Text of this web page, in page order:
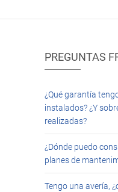
PREGUNTAS
¿Qué garantía
instalados? ¿Y
realizadas?
¿Dónde puedo
planes de
Tengo una avería,